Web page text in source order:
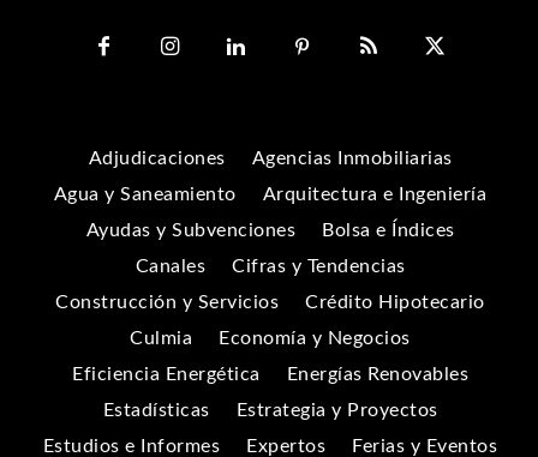
Adjudicaciones
Agencias Inmobiliarias
Agua y Saneamiento
Arquitectura e Ingeniería
Ayudas y Subvenciones
Bolsa e Índices
Canales
Cifras y Tendencias
Construcción y Servicios
Crédito Hipotecario
Culmia
Economía y Negocios
Eficiencia Energética
Energías Renovables
Estadísticas
Estrategia y Proyectos
Estudios e Informes
Expertos
Ferias y Eventos